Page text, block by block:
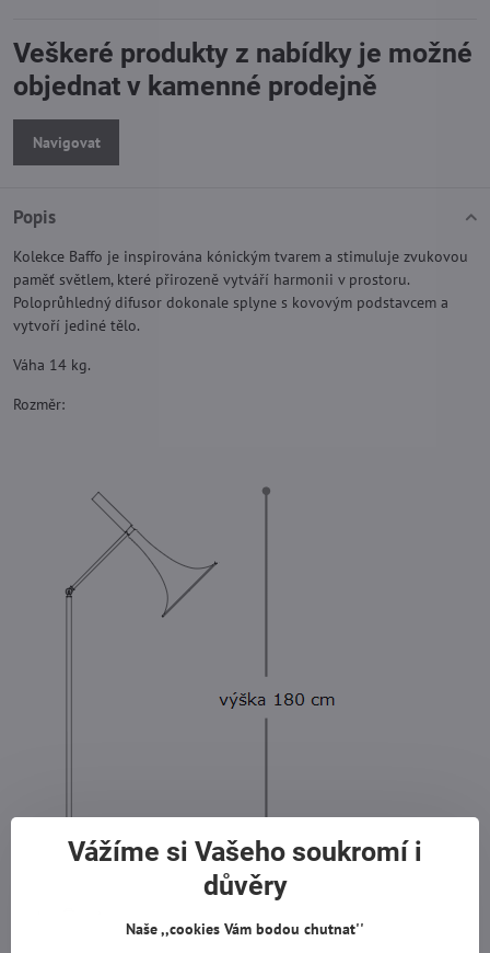
Veškeré produkty z nabídky je možné
objednat v kamenné prodejně
Navigovat
Popis
Kolekce Baffo je inspirována kónickým tvarem a stimuluje zvukovou
paměť světlem, které přirozeně vytváří harmonii v prostoru.
Poloprůhledný difusor dokonale splyne s kovovým podstavcem a
vytvoří jediné tělo.
Váha 14 kg.
Rozměr:
Vážíme si Vašeho soukromí i
důvěry
Naše ,,cookies Vám bodou chutnat''